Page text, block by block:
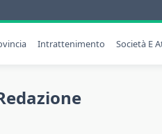
Intrattenimento Società E